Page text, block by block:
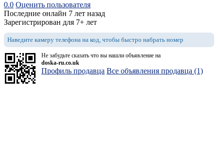
0.0 Оценить пользователя
Последние онлайн 7 лет назад
Зарегистрирован для 7+ лет
Наведите камеру телефона на код, чтобы быстро набрать номер
Не забудьте сказать что вы нашли объявление на
doska-ru.co.uk
Профиль продавца Все объявления продавца (1)